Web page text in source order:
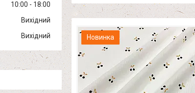
Новинка
10:00
18:00
Вихідний
Вихідний